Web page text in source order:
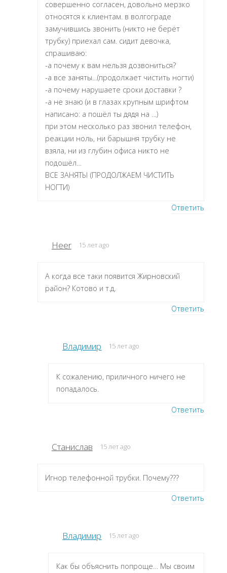
совершенно согласен, довольно мерзко
относятся к клиентам. в волгограде
замучившись звонить (никто не берёт
трубку) приехал сам. сидит девочка,
спрашиваю:
-а почему к вам нельзя дозвониться?
-а все заняты…(продолжает чистить ногти)
-а почему нарушаете сроки доставки ?
-а не знаю (и в глазах крупным шрифтом
написано: а пошёл ты дядя на …)
при этом несколько раз звонил телефон,
реакции ноль, ни барышня трубку не
взяла, ни из глубин офиса никто не
подошёл…
ВСЕ ЗАНЯТЫ (ПРОДОЛЖАЕМ ЧИСТИТЬ
НОГТИ)
Ответить
Heer 15 лет ago
А когда все таки появится Жирновский
район? Котово и т.д.
Ответить
Владимир 15 лет ago
К сожалению, приличного ничего не
попадалось.
Ответить
Станислав 15 лет ago
Игнор телефонной трубки. Почему???
Ответить
Владимир 15 лет ago
Как бы объяснить попроще… Мы своим